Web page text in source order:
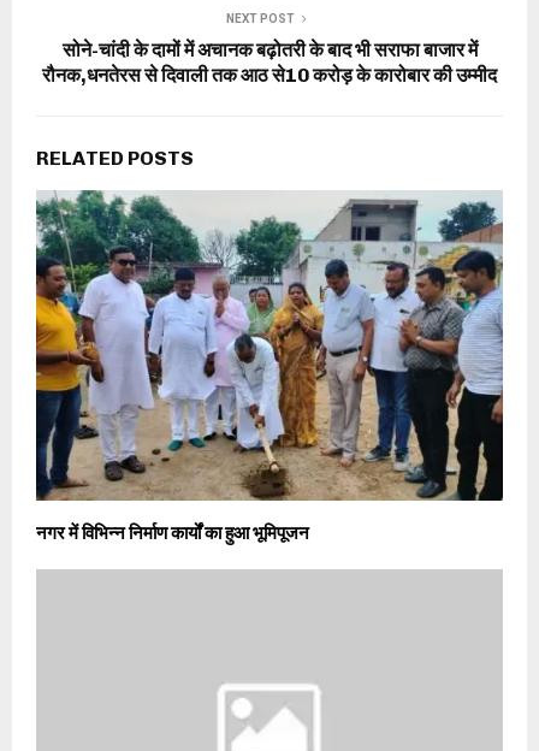
NEXT POST
सोने-चांदी के दामों में अचानक बढ़ोतरी के बाद भी सराफा बाजार में
रौनक,धनतेरस से दिवाली तक आठ से10 करोड़ के कारोबार की उम्मीद
RELATED POSTS
नगर में विभिन्न निर्माण कार्यों का हुआ भूमिपूजन